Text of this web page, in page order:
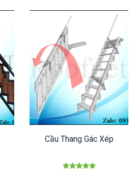
Cầu Thang Gác Xép